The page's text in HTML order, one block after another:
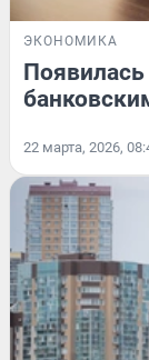
ЭКОНОМИКА
Появилась
22 марта, 2026,